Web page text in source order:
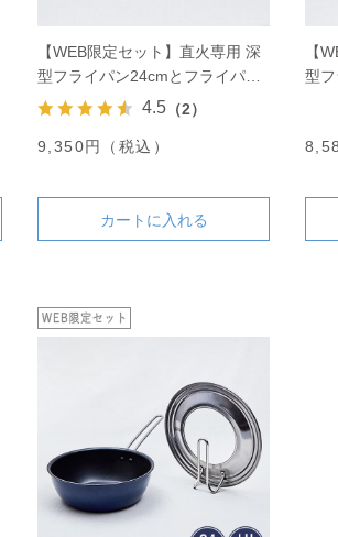
【WEB限定セット】直火専用 深
型フライパン24cmとフライパン
カバーのセット 4.5 （2）
9,350円（税込）
カートに入れる
【
型フ